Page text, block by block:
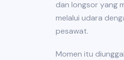
dan longsor yang
melalui udara
pesawat.
Momen itu